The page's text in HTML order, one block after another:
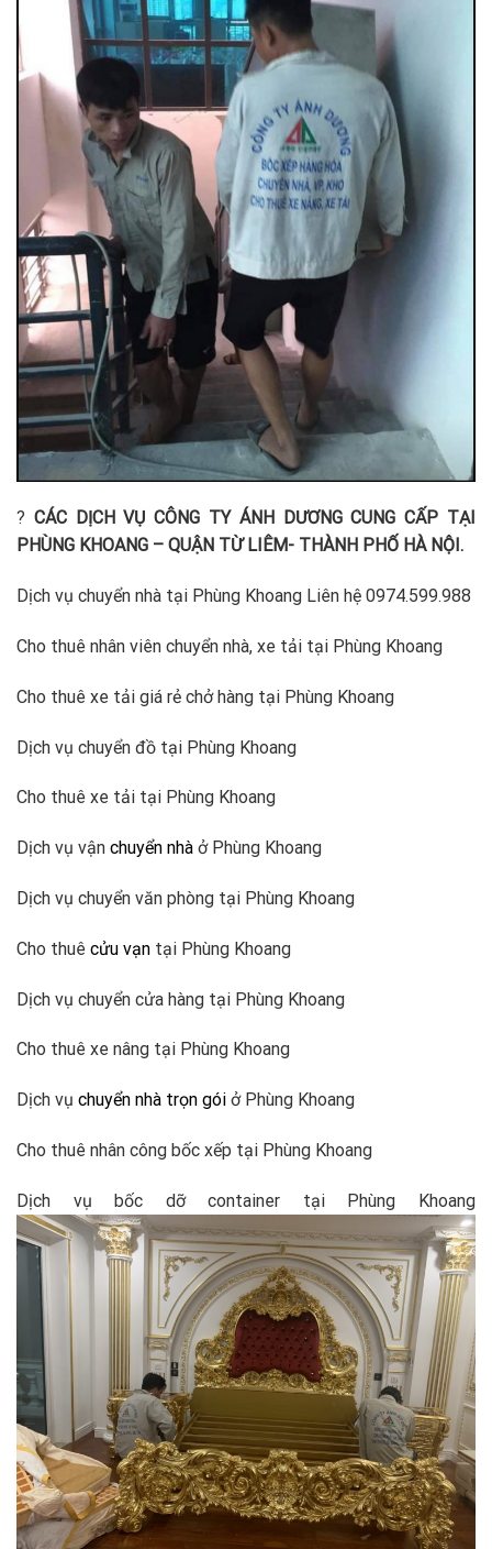
? CÁC DỊCH VỤ CÔNG TY ÁNH DƯƠNG CUNG CẤP TẠI
PHÙNG KHOANG – QUẬN TỪ LIÊM- THÀNH PHỐ HÀ NỘI.
Dịch vụ chuyển nhà tại Phùng Khoang Liên hệ 0974.599.988
Cho thuê nhân viên chuyển nhà, xe tải tại Phùng Khoang
Cho thuê xe tải giá rẻ chở hàng tại Phùng Khoang
Dịch vụ chuyển đồ tại Phùng Khoang
Cho thuê xe tải tại Phùng Khoang
Dịch vụ vận chuyển nhà ở Phùng Khoang
Dịch vụ chuyển văn phòng tại Phùng Khoang
Cho thuê cửu vạn tại Phùng Khoang
Dịch vụ chuyển cửa hàng tại Phùng Khoang
Cho thuê xe nâng tại Phùng Khoang
Dịch vụ chuyển nhà trọn gói ở Phùng Khoang
Cho thuê nhân công bốc xếp tại Phùng Khoang
Dịch vụ bốc dỡ container tại Phùng Khoang